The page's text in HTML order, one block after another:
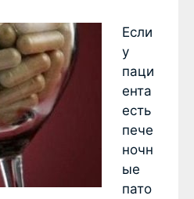
Если
у
паци
ента
есть
пече
ночн
ые
пато